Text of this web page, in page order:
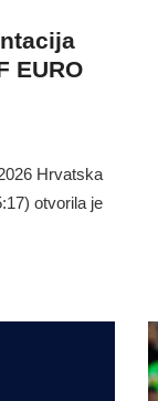
EURO
Hrvatska
otvorila je